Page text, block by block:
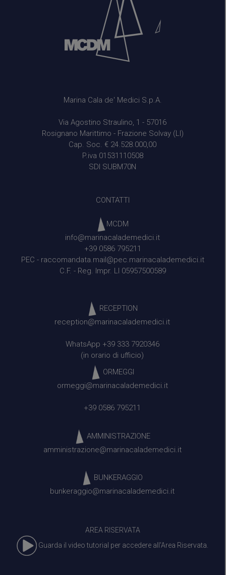
Marina Cala de' Medici S.p.A.
Via Agostino Straulino, 1 - 57016
Rosignano Marittimo - Frazione Solvay (LI)
Cap. Soc. € 24.528.000,00
P.iva 01531110508
SDI SUBM70N
CONTATTI
MCDM
info@marinacalademedici.it
+39 0586 795211
PEC - raccomandata.mail@pec.marinacalademedici.it
C.F. - Reg. Impr. LI 05957500589
RECEPTION
reception@marinacalademedici.it
WhatsApp +39 333 7920346
(in orario di ufficio)
ORMEGGI
ormeggi@marinacalademedici.it
+39 0586 795211
AMMINISTRAZIONE
amministrazione@marinacalademedici.it
BUNKERAGGIO
bunkeraggio@marinacalademedici.it
AREA RISERVATA
Guarda il video tutorial per accedere all'Area Riservata.